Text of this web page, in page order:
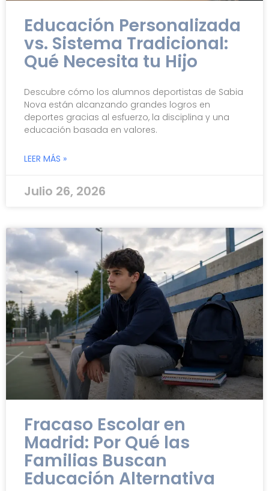
Educación Personalizada
vs. Sistema Tradicional:
Qué Necesita tu Hijo
Descubre cómo los alumnos deportistas de Sabia
Nova están alcanzando grandes logros en
deportes gracias al esfuerzo, la disciplina y una
educación basada en valores.
LEER MÁS »
Julio 26, 2026
Fracaso Escolar en
Madrid: Por Qué las
Familias Buscan
Educación Alternativa